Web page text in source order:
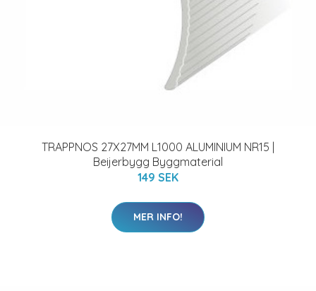
TRAPPNOS 27X27MM L1000 ALUMINIUM NR15 |
Beijerbygg Byggmaterial
149 SEK
MER INFO!